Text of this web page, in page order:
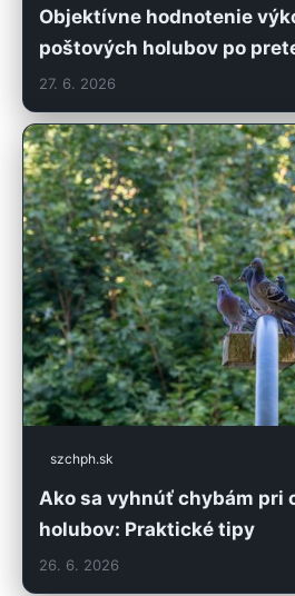
Objektívne hodnotenie
poštových holubov po
27. 6. 2026
szchph.sk
Ako sa vyhnúť chybám pri
holubov: Praktické tipy
26. 6. 2026